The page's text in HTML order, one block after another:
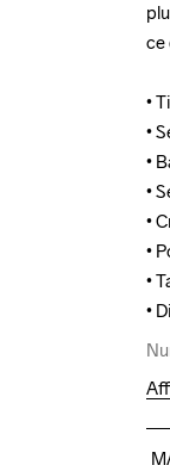
ce
•
•
•
•
•
•
•
•
ce
•
•
•
•
•
•
•
•